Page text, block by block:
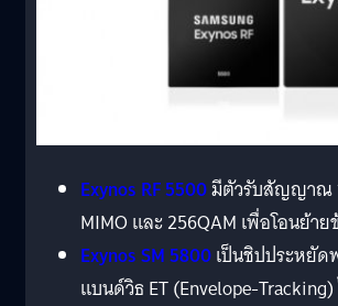
Exynos RF 5500มีตัวรับสัญญาณ
MIMO และ 256QAM เพื่อโอนย้า
Exynos SM 5800เป็นชิปประหยัด
แบนด์วิธ ET (Envelope-